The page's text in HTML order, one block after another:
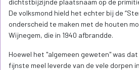
De volksmond hield het echter bij de
onderscheid te maken met de houten
Wijnegem, die in 1940 afbrandde.
Hoewel het "algemeen geweten" was
fijnste meel leverde van de vele dorpen